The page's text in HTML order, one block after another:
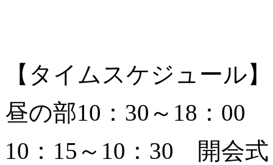
【タイムスケジュール】
昼の部10：30～18：00
10：15～10：30 開会式